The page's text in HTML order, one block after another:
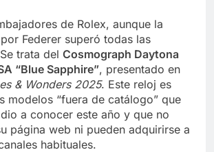
de Rolex, aunque la
Federer superó todas las
trata del Cosmograph Daytona
“Blue Sapphire”, presentado en
& Wonders 2025. Este reloj es
modelos “fuera de catálogo” que
a conocer este año y que no
página web ni pueden adquirirse a
habituales.